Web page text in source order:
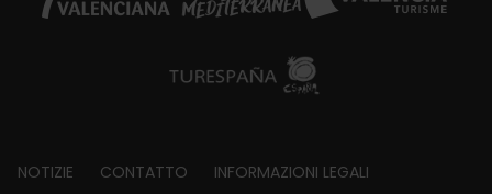
Footer
NOTIZIE CONTATTO INFORMAZIONI LEGALI